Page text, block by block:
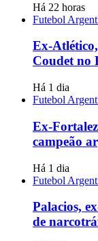
Há 22 horas
Futebol
Ex-
Coudet no
Há 1 dia
Futebol
Ex-
campeão
Há 1 dia
Futebol
Palacios,
de